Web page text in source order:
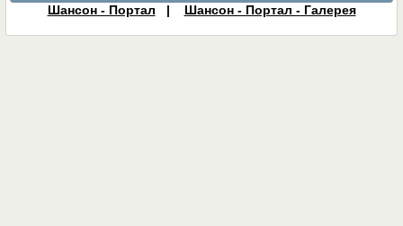
Шансон - Портал | Шансон - Портал - Галерея